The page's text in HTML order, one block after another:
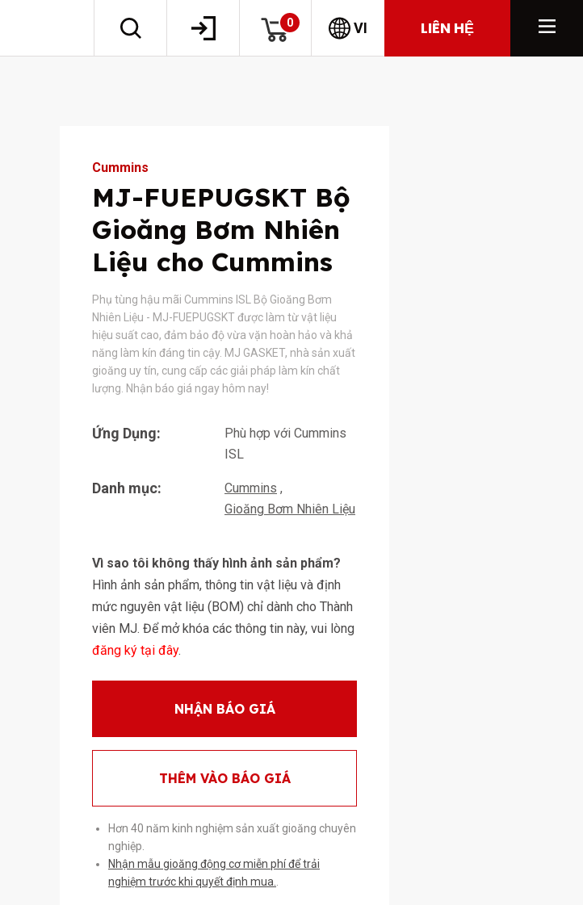
0 VI LIÊN HỆ
Cummins
MJ-FUEPUGSKT Bộ
Gioăng Bơm Nhiên
Liệu cho Cummins
Phụ tùng hậu mãi Cummins ISL Bộ Gioăng Bơm
Nhiên Liệu - MJ-FUEPUGSKT được làm từ vật liệu
hiệu suất cao, đảm bảo độ vừa vặn hoàn hảo và khả
năng làm kín đáng tin cậy. MJ GASKET, nhà sản xuất
gioăng uy tín, cung cấp các giải pháp làm kín chất
lượng. Nhận báo giá ngay hôm nay!
Ứng Dụng:
Phù hợp với Cummins
ISL
Danh mục:
Cummins
Gioăng Bơm Nhiên Liệu
Vì sao tôi không thấy hình ảnh sản phẩm?
Hình ảnh sản phẩm, thông tin vật liệu và định
mức nguyên vật liệu (BOM) chỉ dành cho Thành
viên MJ. Để mở khóa các thông tin này, vui lòng
đăng ký tại đây.
NHẬN BÁO GIÁ
THÊM VÀO BÁO GIÁ
Hơn 40 năm kinh nghiệm sản xuất gioăng chuyên
nghiệp.
Nhận mẫu gioăng động cơ miễn phí để trải
nghiệm trước khi quyết định mua.